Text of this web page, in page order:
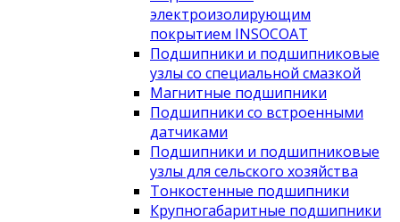
электроизолирующим
покрытием INSOCOAT
Подшипники и подшипниковые
узлы со специальной смазкой
Магнитные подшипники
Подшипники со встроенными
датчиками
Подшипники и подшипниковые
узлы для сельского хозяйства
Тонкостенные подшипники
Крупногабаритные подшипники